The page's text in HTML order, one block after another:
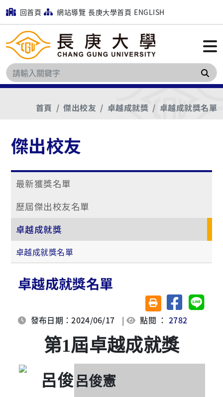
回首頁 網站導覽 長庚大學首頁 ENGLISH
搜
首頁 傑出校友 卓越成就獎 卓越成就獎名單
傑出校友
最新獲獎名單
歷屆傑出校友名單
卓越成就獎
卓越成就獎名單
卓越成就獎名單
友善列印(另開視窗)
分享至臉書分享
發布日期：2024/06/17 | 點閱 ：2782
第1屆卓越成就獎
呂俊憲